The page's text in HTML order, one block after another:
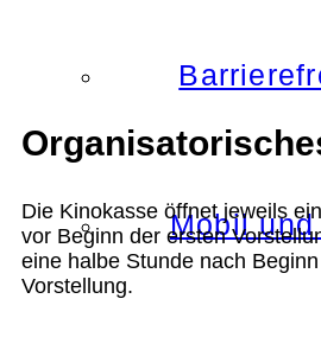
Mobil
Die Kinokasse öffnet jeweils
vor Beginn der ersten
eine halbe Stunde nach
Vorstellung.